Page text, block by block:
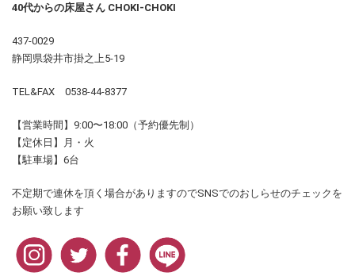
40代からの床屋さん CHOKI-CHOKI
437-0029
静岡県袋井市掛之上5-19
TEL&FAX 0538-44-8377
【営業時間】9:00〜18:00（予約優先制）
【定休日】月・火
【駐車場】6台
不定期で連休を頂く場合がありますのでSNSでのおしらせのチェックを
お願い致します